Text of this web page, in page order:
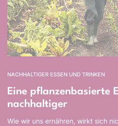
NACHHALTIGER ESSEN UND TRINKEN
Eine pflanzenbasierte
nachhaltiger
Wie wir uns ernähren, wirkt sich